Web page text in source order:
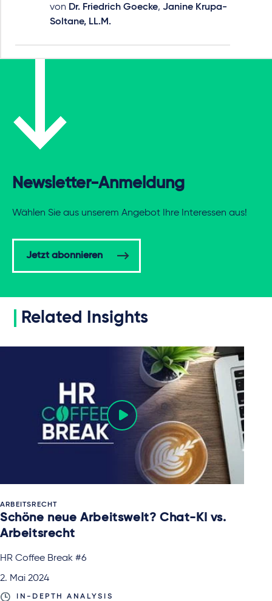
von Dr. Friedrich Goecke, Janine Krupa-
Soltane, LL.M.
Newsletter-Anmeldung
Wählen Sie aus unserem Angebot Ihre Interessen aus!
Jetzt abonnieren
Related Insights
ARBEITSRECHT
Schöne neue Arbeitswelt? Chat-KI vs.
Arbeitsrecht
HR Coffee Break #6
2. Mai 2024
IN-DEPTH ANALYSIS